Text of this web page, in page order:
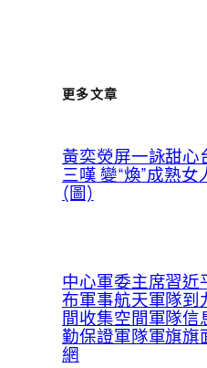
更多文章
黃奕熒屏一詠甜心
三嘆 變“煥”成熟女
(圖)
中心軍委主席習近
布軍事航天軍隊到
間收集空間軍隊信
勤保證軍隊軍旗旗
網